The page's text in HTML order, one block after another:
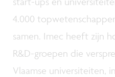
4.000
samen. Imec heeft zijn
R&D-groepen die
Vlaamse universiteiten,